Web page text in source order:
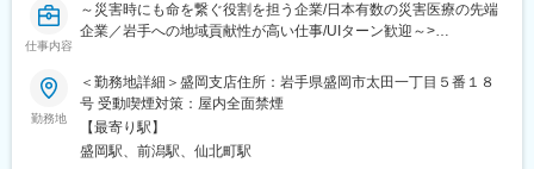
■組織構成：
営業企画に関する業務は社長と営業部長の2名で対応しておりま
■取扱製品
- WHOLE EARTH CUBE（自社開発／CEATEC AWARD 2022グラ
ンプリ受賞）
仕事内容
～災害時にも命を繋ぐ役割を担う企業/日本有数の災害医療の先端
企業／岩手への地域貢献性が高い仕事/UIターン歓迎～>
■仕事内容
「お客様の『困った！』を解決する」それが私たちの仕事です。
担当エリアのお客様宅を定期的に訪問し、ガスや灯油、設備機器
の提案・販売を行います。入社後は、先輩社員がマンツーマンで
サポートするので、未経験の方、女性も安心してスタートできま
勤務地
＜勤務地詳細＞盛岡支店住所：岩手県盛岡市太田一丁目５番１８
号 受動喫煙対策：屋内全面禁煙
【最寄り駅】
盛岡駅、前潟駅、仙北町駅